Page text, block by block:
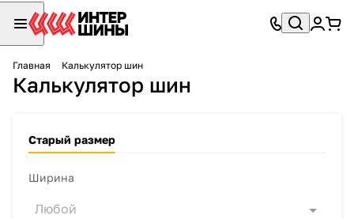
Главная Калькулятор шин
Калькулятор шин
Старый размер
Ширина
Любой